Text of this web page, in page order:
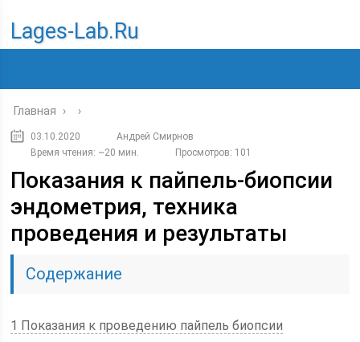
Lages-Lab.ru
Главная › ›
03.10.2020
Андрей Смирнов
Время чтения: ~20 мин.
Просмотров: 101
Показания к пайпель-биопсии
эндометрия, техника
проведения и результаты
Содержание
1 Показания к проведению пайпель биопсии